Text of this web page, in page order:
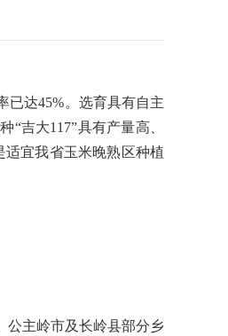
已达45%。选育具有自主
“吉大117”具有产量高、
宜我省玉米晚熟区种植
公主岭市及长岭县部分乡